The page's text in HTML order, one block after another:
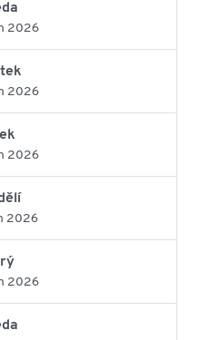
2026
2026
2026
2026
2026